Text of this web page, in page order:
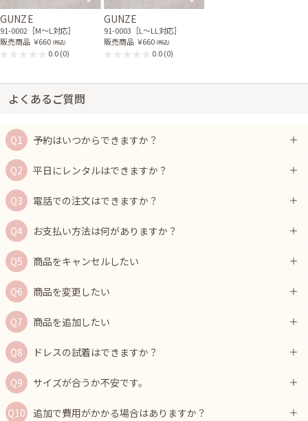
GUNZE
91-0002［M〜L対応］
販売商品 ￥660 (税込)
0.0(0)
GUNZE
91-0003［L〜LL対応］
販売商品 ￥660 (税込)
0.0(0)
よくあるご質問
予約はいつからできますか？
平日にレンタルはできますか？
電話での注文はできますか？
お支払い方法は何がありますか？
商品をキャンセルしたい
商品を変更したい
商品を追加したい
ドレスの試着はできますか？
サイズが合うか不安です。
追加で費用がかかる場合はありますか？